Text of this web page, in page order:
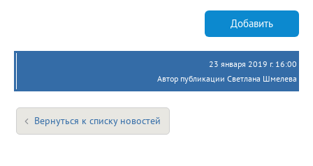
Добавить
23 января 2019 г. 16:00
Автор публикации Светлана Шмелева
Вернуться к списку новостей